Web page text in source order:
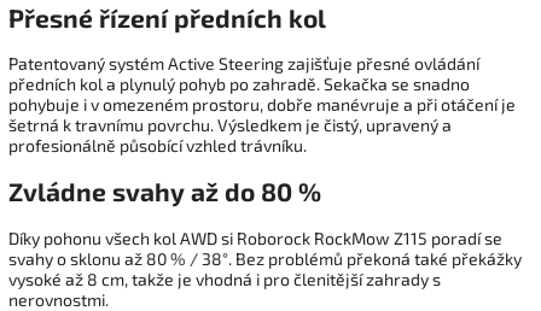
Přesné řízení předních kol
Patentovaný systém Active Steering zajišťuje přesné ovládání
předních kol a plynulý pohyb po zahradě. Sekačka se snadno
pohybuje i v omezeném prostoru, dobře manévruje a při otáčení je
šetrná k travnímu povrchu. Výsledkem je čistý, upravený a
profesionálně působící vzhled trávníku.
Zvládne svahy až do 80 %
Díky pohonu všech kol AWD si Roborock RockMow Z115 poradí se
svahy o sklonu až 80 % / 38°. Bez problémů překoná také překážky
vysoké až 8 cm, takže je vhodná i pro členitější zahrady s
nerovnostmi.